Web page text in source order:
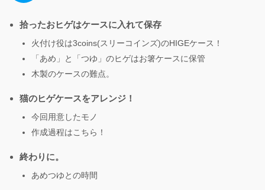
拾ったおヒゲはケースに入れて保存
火付け役は3coins(スリーコインズ)のHIGEケース！
「あめ」と「つゆ」のヒゲはお箸ケースに保管
木製のケースの難点。
猫のヒゲケースをアレンジ！
今回用意したモノ
作成過程はこちら！
終わりに。
あめつゆとの時間